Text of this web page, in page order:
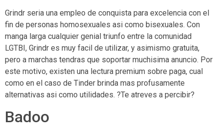
Grindr seri­a una empleo de conquista para excelencia con el
fin de personas homosexuales asi­ como bisexuales. Con
manga larga cualquier genial triunfo entre la comunidad
LGTBI, Grindr es muy facil de utilizar, y asimismo gratuita,
pero a marchas tendras que soportar muchisima anuncio. Por
este motivo, existen una lectura premium sobre paga, cual
como en el caso de Tinder brinda mas profusamente
alternativas asi­ como utilidades. ?Te atreves a percibir?
Badoo